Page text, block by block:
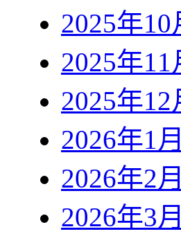
2025年
2025年
2025年
2026年1
2026年2
2026年3